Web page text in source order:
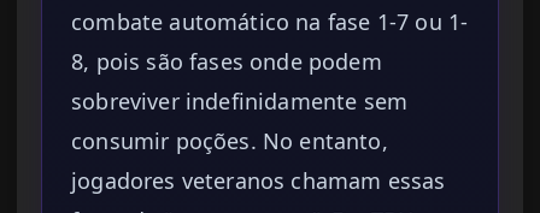
combate automático na fase 1-7 ou 1-
8, pois são fases onde podem
sobreviver indefinidamente sem
consumir poções. No entanto,
jogadores veteranos chamam essas